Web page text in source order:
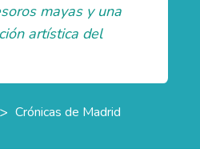
mayas y una
artística del
> Crónicas de Madrid